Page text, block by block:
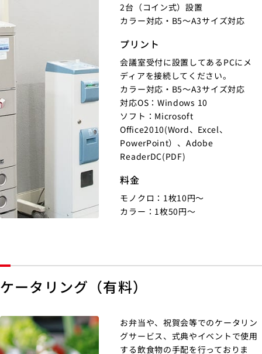
2台（コイン式）設置
カラー対応・B5～A3サイズ対応
プリント
会議室受付に設置してあるPCにメ
ディアを接続してください。
カラー対応・B5～A3サイズ対応
対応OS：Windows 10
ソフト：Microsoft
Office2010(Word、Excel、
PowerPoint）、Adobe
ReaderDC(PDF)
料金
モノクロ：1枚10円～
カラー：1枚50円～
ケータリング（有料）
お弁当や、祝賀会等でのケータリン
グサービス、式典やイベントで使用
する飲食物の手配を行っておりま